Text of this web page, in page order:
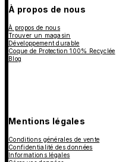
À propos de nous
À propos de nous
Trouver un magasin
Développement durable
Coque de Protection 100% Recyclée
Blog
Mentions légales
Conditions générales de vente
Confidentialité des données
Informations légales